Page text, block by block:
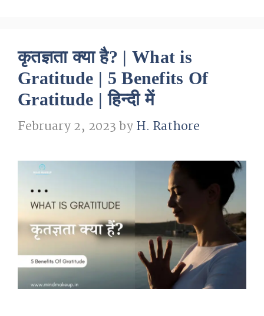
कृतज्ञता क्या है? | What is
Gratitude | 5 Benefits Of
Gratitude | हिन्दी में
February 2, 2023byH. Rathore